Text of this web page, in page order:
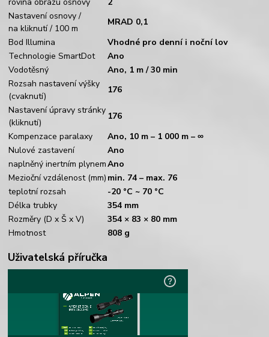
rovina obrazu osnovy
2
Nastavení osnovy /
na kliknutí / 100 m
MRAD 0,1
Bod Illumina
Vhodné pro denní i noční lov
Technologie SmartDot
Ano
Vodotěsný
Ano, 1 m / 30 min
Rozsah nastavení výšky
(cvaknutí)
176
Nastavení úpravy stránky
(kliknutí)
176
Kompenzace paralaxy
Ano, 10 m – 1 000 m – ∞
Nulové zastavení
Ano
naplněný inertním plynemAno
Mezioční vzdálenost (mm) min. 74 – max. 76
teplotní rozsah
-20 °C ~ 70 °C
Délka trubky
354 mm
Rozměry (D x Š x V)
354 × 83 × 80 mm
Hmotnost
808 g
Uživatelská příručka